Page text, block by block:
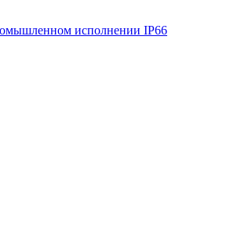
исполнении IP66